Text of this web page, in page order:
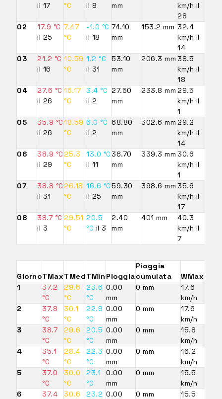
il 17
°C
il 8
mm
km/h il
28
02
17.9 °C
il 25
7.47
°C
-1.0 °C
il 18
74.10
mm
153.2 mm 32.4
km/h il
14
03
21.2 °C
il 16
10.59
°C
1.2 °C
il 31
53.10
mm
206.3 mm 38.5
km/h il
18
04
27.6 °C
il 26
15.17
°C
3.4 °C
il 2
27.50
mm
233.8 mm 29.5
km/h il
1
05
35.9 °C
il 26
18.59
°C
6.0 °C
il 2
68.80
mm
302.6 mm 29.2
km/h il
14
06
38.9 °C
il 29
25.3
°C
13.0 °C
il 11
36.70
mm
339.3 mm 30.6
km/h il
1
07
38.8 °C
il 31
26.18
°C
16.6 °C
il 25
59.30
mm
398.6 mm 35.6
km/h il
17
08
38.7 °C
il 3
29.51
°C
20.5
°C il 3
2.40
mm
401 mm
40.3
km/h il
7
GiornoTMaxTMedTMin Pioggia
Pioggia
cumulata
WMax
1
37.2
°C
29.6
°C
23.6
°C
0.00
mm
0 mm
17.6
km/h
2
37.8
°C
30.1
°C
22.9
°C
0.00
mm
0 mm
17.6
km/h
3
38.7
°C
29.6
°C
20.5
°C
0.00
mm
0 mm
15.8
km/h
4
35.1
°C
28.4
°C
22.3
°C
0.00
mm
0 mm
16.2
km/h
5
37.0
°C
30.0
°C
23.1
°C
0.00
mm
0 mm
15.5
km/h
6
37.4
30.6
23.2 0.00
0 mm
15.5